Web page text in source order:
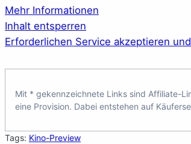
Mehr Informationen
Inhalt entsperren
Erforderlichen Service akzeptieren
Mit * gekennzeichnete Links sind Affiliate-
eine Provision. Dabei entstehen auf
Tags: Kino-Preview